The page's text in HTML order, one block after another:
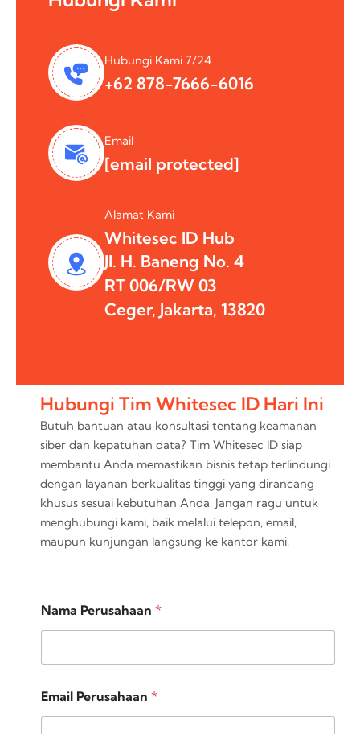
Hubungi Kami 7/24
+62 878-7666-6016
Email
[email protected]
Alamat Kami
Whitesec ID Hub
Jl. H. Baneng No. 4
RT 006/RW 03
Ceger, Jakarta, 13820
Hubungi Tim Whitesec ID Hari Ini
Butuh bantuan atau konsultasi tentang keamanan
siber dan kepatuhan data? Tim Whitesec ID siap
membantu Anda memastikan bisnis tetap terlindungi
dengan layanan berkualitas tinggi yang dirancang
khusus sesuai kebutuhan Anda. Jangan ragu untuk
menghubungi kami, baik melalui telepon, email,
maupun kunjungan langsung ke kantor kami.
Nama Perusahaan *
P
e
Email Perusahaan *